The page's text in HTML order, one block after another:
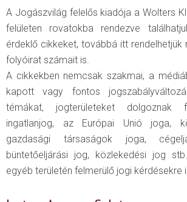
A Jogászvilág felelős kiadója a Wolters
felületen rovatokba rendezve
érdeklő cikkeket, továbbá itt
folyóirat számait is.
A cikkekben nemcsak szakmai, a
kapott vagy fontos
témákat, jogterületeket
ingatlanjog, az Európai Unió joga,
gazdasági társaságok joga,
büntetőeljárási jog, közlekedési jog
egyéb területén felmerülő jogi kérdésekre